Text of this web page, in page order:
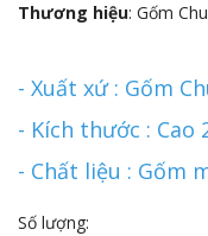
Thương hiệu: Gốm
- Xuất xứ : Gốm
- Kích thước : Cao
- Chất liệu : Gốm
Số lượng: